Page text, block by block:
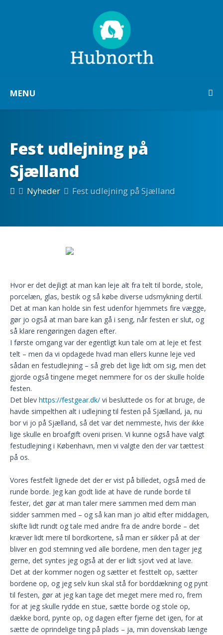
MENU
Fest udlejning på
Sjælland
Nyheder Fest udlejning på Sjælland
Hvor er det dejligt at man kan leje alt fra telt til borde, stole,
porcelæn, glas, bestik og så købe diverse udsmykning dertil.
Det at man kan holde sin fest udenfor hjemmets fire vægge,
gør jo også at man bare kan gå i seng, når festen er slut, og
så klare rengøringen dagen efter.
I første omgang var der egentligt kun tale om at leje et fest
telt – men da vi opdagede hvad man ellers kunne leje ved
sådan en festudlejning – så greb det lige lidt om sig, men det
gjorde også tingene meget nemmere for os der skulle holde
festen.
Det blev https://festgear.dk/ vi besluttede os for at bruge, de
havde simpelthen alt i udlejning til festen på Sjælland, ja, nu
bor vi jo på Sjælland, så det var det nemmeste, hvis der ikke
lige skulle en broafgift oveni prisen. Vi kunne også have valgt
festudlejning i København, men vi valgte den der var tættest
på os.
Vores festfelt lignede det der er vist på billedet, også med de
runde borde. Jeg kan godt lide at have de runde borde til
fester, det gør at man taler mere sammen med dem man
sidder sammen med – og så kan man jo altid efter middagen,
skifte lidt rundt og tale med andre fra de andre borde – det
kræver lidt mere til bordkortene, så man er sikker på at der
bliver en god stemning ved alle bordene, men den tager jeg
gerne, det syntes jeg også at der er lidt sjovt ved at lave.
Det at der kommer nogen og sætter et festtelt op, sætter
bordene op, og jeg selv kun skal stå for borddækning og pynt
til festen, gør at jeg kan tage det meget mere med ro, frem
for at jeg skulle rydde en stue, sætte borde og stole op,
dække bord, pynte op, og dagen efter fjerne det igen, for at
sætte de oprindelige ting på plads – ja, min dovenskab længe